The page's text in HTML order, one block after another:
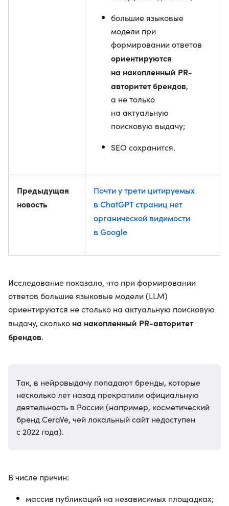
большие языковые
модели при
формировании ответов
ориентируются
на накопленный PR-
авторитет брендов,
а не только
на актуальную
поисковую выдачу;
SEO сохранится.
Предыдущая
новость
Почти у трети цитируемых
в ChatGPT страниц нет
органической видимости
в Google
Исследование показало, что при формировании
ответов большие языковые модели (LLM)
ориентируются не столько на актуальную поисковую
выдачу, сколько на накопленный PR-авторитет
брендов.
Так, в нейровыдачу попадают бренды, которые
несколько лет назад прекратили официальную
деятельность в России (например, косметический
бренд CeraVe, чей локальный сайт недоступен
с 2022 года).
В числе причин:
массив публикаций на независимых площадках;